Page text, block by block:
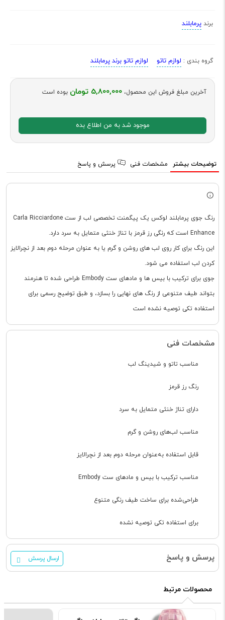
برند پرمابلند
گروه بندی : لوازم تاتو لوازم تاتو برند پرمابلند
آخرین مبلغ فروش این محصول، 5,800,000 تومان بوده است
موجود شد به من اطلاع بده
توضیحات بیشتر مشخصات فنی پرسش و پاسخ
رنگ جوی پرمابلند لوکس یک پیگمنت تخصصی لب از ست Carla Ricciardone
Enhance است که رنگی رز قرمز با تناژ خنثی متمایل به سرد دارد.
این رنگ برای کار روی لب های روشن و گرم یا به عنوان مرحله دوم بعد از نچرالایز
کردن لب استفاده می شود.
جوی برای ترکیب با بیس ها و مادهای ست Embody طراحی شده تا هنرمند
بتواند طیف متنوعی از رنگ های نهایی را بسازد، و طبق توضیح رسمی برای
استفاده تکی توصیه نشده است
مشخصات فنی
مناسب تاتو و شیدینگ لب
رنگ رز قرمز
دارای تناژ خنثی متمایل به سرد
مناسب لب‌های روشن و گرم
قابل استفاده به‌عنوان مرحله دوم بعد از نچرالایز
مناسب ترکیب با بیس و مادهای ست Embody
طراحی‌شده برای ساخت طیف رنگی متنوع
برای استفاده تکی توصیه نشده
پرسش و پاسخ ارسال پرسش
محصولات مرتبط